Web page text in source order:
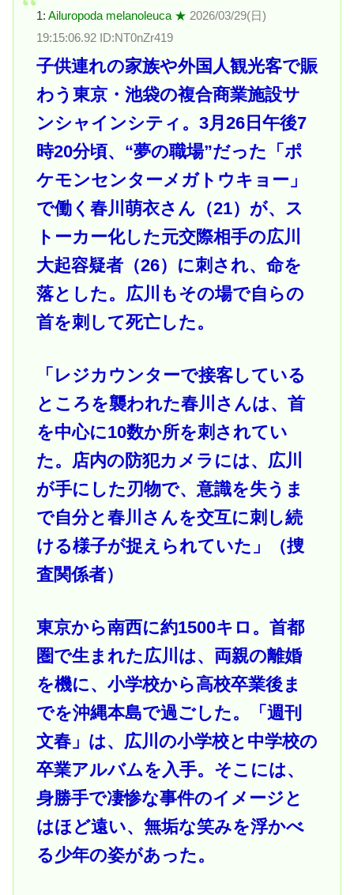
1: Ailuropoda melanoleuca ★ 2026/03/29(日)
19:15:06.92 ID:NT0nZr419
子供連れの家族や外国人観光客で賑
わう東京・池袋の複合商業施設サ
ンシャインシティ。3月26日午後7
時20分頃、“夢の職場”だった「ポ
ケモンセンターメガトウキョー」
で働く春川萌衣さん（21）が、ス
トーカー化した元交際相手の広川
大起容疑者（26）に刺され、命を
落とした。広川もその場で自らの
首を刺して死亡した。
「レジカウンターで接客している
ところを襲われた春川さんは、首
を中心に10数か所を刺されてい
た。店内の防犯カメラには、広川
が手にした刃物で、意識を失うま
で自分と春川さんを交互に刺し続
ける様子が捉えられていた」（捜
査関係者）
東京から南西に約1500キロ。首都
圏で生まれた広川は、両親の離婚
を機に、小学校から高校卒業後ま
でを沖縄本島で過ごした。「週刊
文春」は、広川の小学校と中学校の
卒業アルバムを入手。そこには、
身勝手で凄惨な事件のイメージと
はほど遠い、無垢な笑みを浮かべ
る少年の姿があった。